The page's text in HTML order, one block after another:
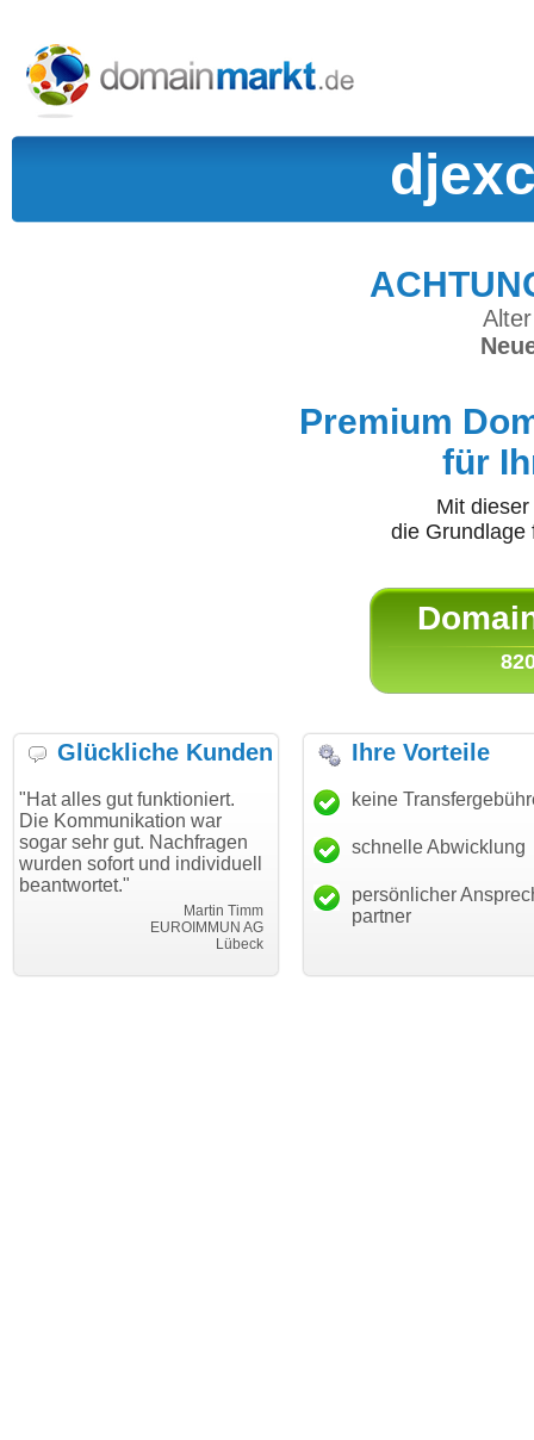
Premium
für
Mit
die
Glückliche Kunden
gut funktioniert.
war
gut. Nachfragen
und individuell
EUROIMMUN AG
"Danke für den schnellen
Transfer und guten Service!"
Thomas Schäfer
i can eckert communication GmbH
"Ich bin
haben.
mein
Ihre Vorteile
keine
schnelle Abwicklung
persönlicher
partner